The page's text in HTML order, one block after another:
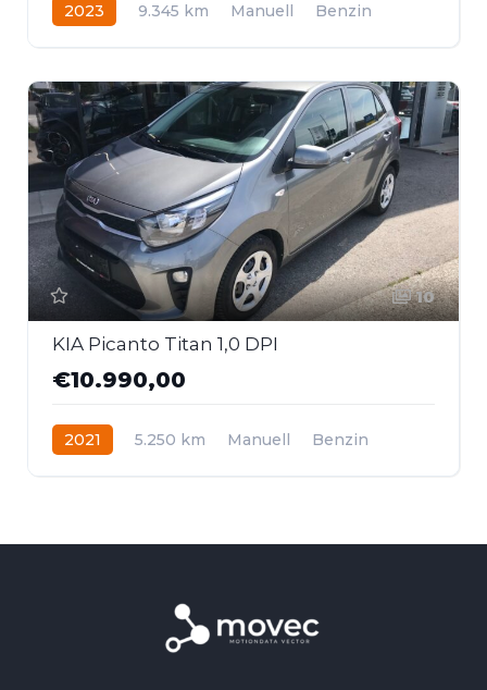
2023 9.345 km Manuell
Benzin
10
KIA Picanto Titan 1,0 DPI
€10.990,00
2021 5.250 km Manuell
Benzin